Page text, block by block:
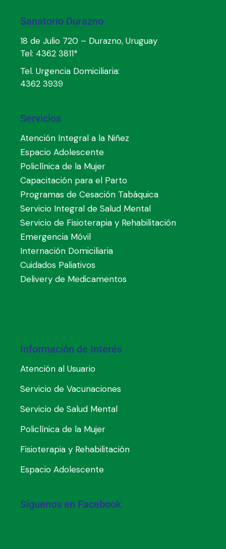
Sanatorio Durazno
18 de Julio 720 – Durazno, Uruguay
Tel: 4362 3811*
Tel. Urgencia Domiciliaria:
4362 3939
Servicios
Atención Integral a la Niñez
Espacio Adolescente
Policlínica de la Mujer
Capacitación para el Parto
Programas de Cesación Tabáquica
Servicio Integral de Salud Mental
Servicio de Fisioterapia y Rehabilitación
Emergencia Móvil
Internación Domiciliaria
Cuidados Paliativos
Delivery de Medicamentos
Información de Interés
Atención al Usuario
Servicio de Vacunaciones
Servicio de Salud Mental
Policlínica de la Mujer
Fisioterapia y Rehabilitación
Espacio Adolescente
Síguenos en Facebook